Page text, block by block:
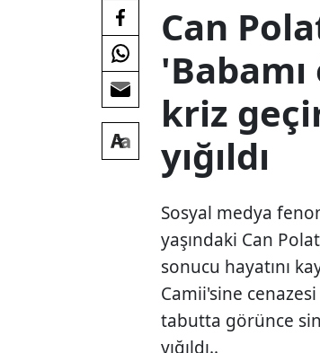
Can
kriz
yığıldı
Sosyal medya
yaşındaki Can
sonucu hayatını
Camii'sine
tabutta görünce
yığıldı..